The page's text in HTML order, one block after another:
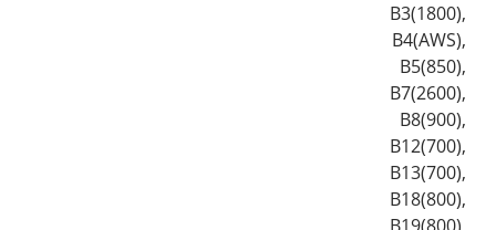
B3(1800),
B4(AWS),
B5(850),
B7(2600),
B8(900),
B12(700),
B13(700),
B18(800),